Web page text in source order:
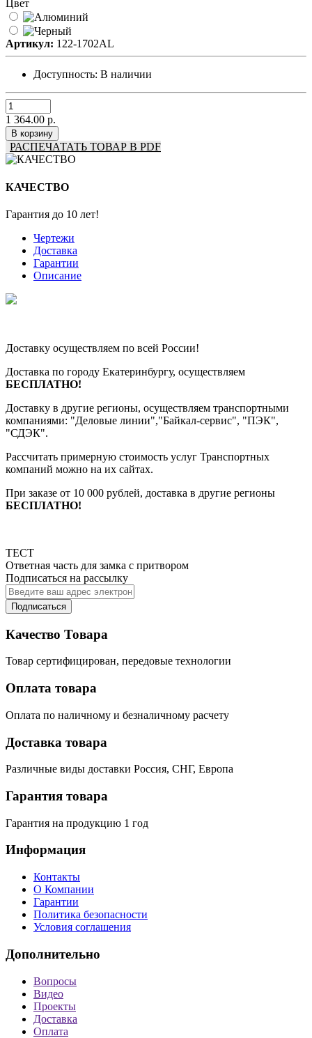
Цвет
Артикул: 122-1702AL
Доступность: В наличии
1 364.00 р.
В корзину
РАСПЕЧАТАТЬ ТОВАР В PDF
КАЧЕСТВО
Гарантия до 10 лет!
Чертежи
Доставка
Гарантии
Описание
Доставку осуществляем по всей России!
Доставка по городу Екатеринбургу, осуществляем
БЕСПЛАТНО!
Доставку в другие регионы, осуществляем транспортными
компаниями: "Деловые линии","Байкал-сервис", "ПЭК",
"СДЭК".
Рассчитать примерную стоимость услуг Транспортных
компаний можно на их сайтах.
При заказе от 10 000 рублей, доставка в другие регионы
БЕСПЛАТНО!
ТЕСТ
Ответная часть для замка с притвором
Подписаться на рассылку
Подписаться
Качество Товара
Товар сертифицирован, передовые технологии
Оплата товара
Оплата по наличному и безналичному расчету
Доставка товара
Различные виды доставки Россия, СНГ, Европа
Гарантия товара
Гарантия на продукцию 1 год
Информация
Контакты
О Компании
Гарантии
Политика безопасности
Условия соглашения
Дополнительно
Вопросы
Видео
Проекты
Доставка
Оплата